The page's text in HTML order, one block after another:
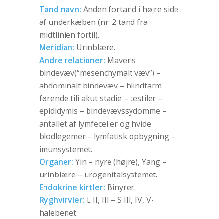
Tand navn: Anden fortand i højre side
af underkæben (nr. 2 tand fra
midtlinien fortil).
Meridian: Urinblære.
Andre relationer: Mavens
bindevæv(“mesenchymalt væv”) –
abdominalt bindevæv – blindtarm
førende tili akut stadie – testiler –
epididymis – bindevævssydomme –
antallet af lymfeceller og hvide
blodlegemer – lymfatisk opbygning –
imunsystemet.
Organer: Yin – nyre (højre), Yang –
urinblære – urogenitalsystemet.
Endokrine kirtler: Binyrer.
Ryghvirvler: L II, III – S III, IV, V-
halebenet.